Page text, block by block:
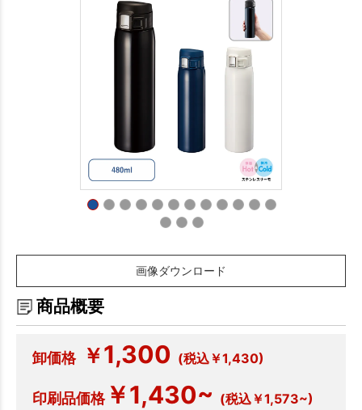
画像ダウンロード
商品概要
卸価格 ￥1,300 (税込￥1,430)
印刷品価格￥1,430~ (税込￥1,573~)